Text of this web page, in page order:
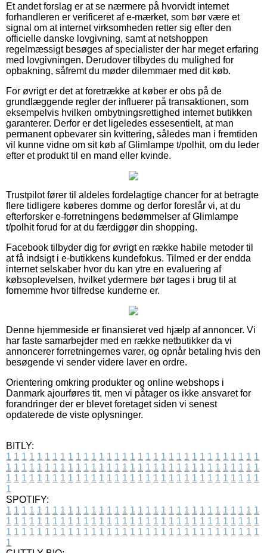
Et andet forslag er at se nærmere på hvorvidt internet
forhandleren er verificeret af e-mærket, som bør være et
signal om at internet virksomheden retter sig efter den
officielle danske lovgivning, samt at netshoppen
regelmæssigt besøges af specialister der har meget erfaring
med lovgivningen. Derudover tilbydes du mulighed for
opbakning, såfremt du møder dilemmaer med dit køb.
For øvrigt er det at foretrække at køber er obs på de
grundlæggende regler der influerer på transaktionen, som
eksempelvis hvilken ombytningsrettighed internet butikken
garanterer. Derfor er det ligeledes essesentielt, at man
permanent opbevarer sin kvittering, således man i fremtiden
vil kunne vidne om sit køb af Glimlampe t/polhit, om du leder
efter et produkt til en mand eller kvinde.
Trustpilot fører til aldeles fordelagtige chancer for at betragte
flere tidligere køberes domme og derfor foreslår vi, at du
efterforsker e-forretningens bedømmelser af Glimlampe
t/polhit forud for at du færdiggør din shopping.
Facebook tilbyder dig for øvrigt en række habile metoder til
at få indsigt i e-butikkens kundefokus. Tilmed er der endda
internet selskaber hvor du kan ytre en evaluering af
købsoplevelsen, hvilket ydermere bør tages i brug til at
fornemme hvor tilfredse kunderne er.
Denne hjemmeside er finansieret ved hjælp af annoncer. Vi
har faste samarbejder med en række netbutikker da vi
annoncerer forretningernes varer, og opnår betaling hvis den
besøgende vi sender videre laver en ordre.
Orientering omkring produkter og online webshops i
Danmark ajourføres tit, men vi påtager os ikke ansvaret for
forandringer der er blevet foretaget siden vi senest
opdaterede de viste oplysninger.
BITLY:
1 1 1 1 1 1 1 1 1 1 1 1 1 1 1 1 1 1 1 1 1 1 1 1 1 1 1 1 1 1 1 1 1
1 1 1 1 1 1 1 1 1 1 1 1 1 1 1 1 1 1 1 1 1 1 1 1 1 1 1 1 1 1 1 1 1
1 1 1 1 1 1 1 1 1 1 1 1 1 1 1 1 1 1 1 1 1 1 1 1 1 1 1 1 1 1 1 1 1
1
SPOTIFY:
1 1 1 1 1 1 1 1 1 1 1 1 1 1 1 1 1 1 1 1 1 1 1 1 1 1 1 1 1 1 1 1 1
1 1 1 1 1 1 1 1 1 1 1 1 1 1 1 1 1 1 1 1 1 1 1 1 1 1 1 1 1 1 1 1 1
1 1 1 1 1 1 1 1 1 1 1 1 1 1 1 1 1 1 1 1 1 1 1 1 1 1 1 1 1 1 1 1 1
1